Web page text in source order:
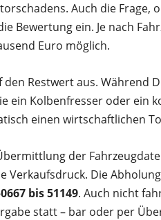
Auch die
Bewertung ein. Je nach
Euro möglich.
Restwert aus. Während
ein Kolbenfresser oder
einen wirtschaftlichen
der
Die
bis 51149. Auch nicht
statt – bar oder per